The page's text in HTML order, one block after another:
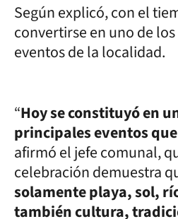
Según explicó, con el
convertirse en uno de
eventos de la localidad.
“Hoy se constituyó en
principales eventos
afirmó el jefe comunal,
celebración demuestra
solamente playa, sol,
también cultura,